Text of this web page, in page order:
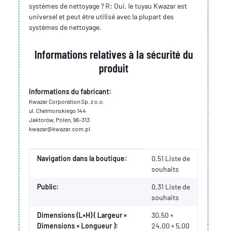
systèmes de nettoyage ? R: Oui, le tuyau Kwazar est
universel et peut être utilisé avec la plupart des
systèmes de nettoyage.
Informations relatives à la sécurité du
produit
Informations du fabricant:
Kwazar Corporation Sp. z o.o.
ul. Chelmonskiego 144
Jaktorów, Polen, 96-313
kwazar@kwazar.com.pl
Valeur
Fabricant
Navigation dans la boutique:
0,51 Liste de
souhaits
Public: 0,31 Liste de
souhaits
Dimensions (L×H) ( Largeur ×
Dimensions × Longueur ):
30,50 ×
24,00 × 5,00